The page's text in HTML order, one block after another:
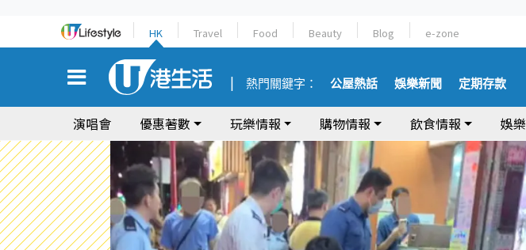
HK Travel Food Beauty Blog e-zone
熱門關鍵字： 公屋熱話 娛樂新聞 定期存款
演唱會 優惠著數 玩樂情報 購物情報 飲食情報 娛樂